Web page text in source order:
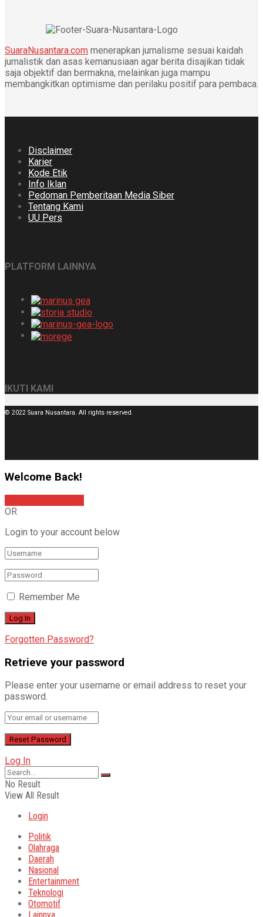
SuaraNusantara.com menerapkan jurnalisme sesuai kaidah
jurnalistik dan asas kemanusiaan agar berita disajikan tidak
saja objektif dan bermakna, melainkan juga mampu
membangkitkan optimisme dan perilaku positif para pembaca.
Disclaimer
Karier
Kode Etik
Info Iklan
Pedoman Pemberitaan Media Siber
Tentang Kami
UU Pers
PLATFORM LAINNYA
IKUTI KAMI
© 2022 Suara Nusantara. All rights reserved.
Welcome Back!
OR
Login to your account below
Remember Me
Forgotten Password?
Retrieve your password
Please enter your username or email address to reset your
password.
Log In
No Result
View All Result
Login
Politik
Olahraga
Daerah
Nasional
Entertainment
Teknologi
Otomotif